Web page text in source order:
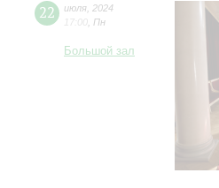
22 июля 2024
17:00 Пн
Большой зал